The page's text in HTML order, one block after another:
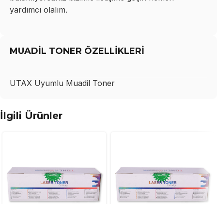
yardımcı olalım.
MUADİL TONER ÖZELLİKLERİ
UTAX Uyumlu Muadil Toner
İlgili Ürünler